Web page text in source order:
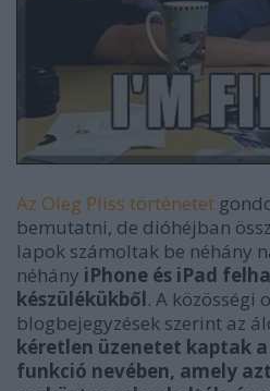
Az Oleg Pliss történetet
bemutatni, de dióhéjban
lapok számoltak be néhány
néhány iPhone és iPad
készülékükből. A közösségi
blogbejegyzések szerint az
kéretlen üzenetet kaptak
funkció nevében, amely